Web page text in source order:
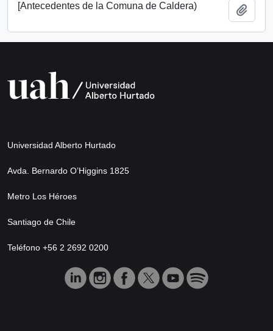
[Antecedentes de la Comuna de Caldera)
Universidad Alberto Hurtado
Avda. Bernardo O’Higgins 1825
Metro Los Héroes
Santiago de Chile
Teléfono +56 2 2692 0200